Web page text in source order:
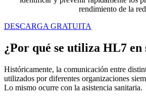
rendimiento de la
DESCARGA GRATUITA
¿Por qué se utiliza HL7 en
Históricamente, la comunicación entre
utilizados por diferentes organizaciones
Lo mismo ocurre con la asistencia sanitaria.